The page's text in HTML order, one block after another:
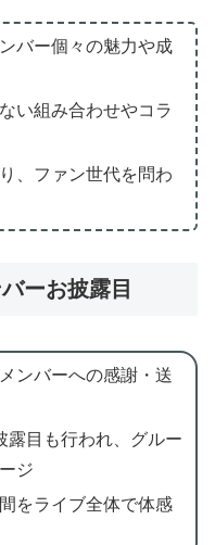
バー個々の魅力や成
い組み合わせやコラ
、ファン世代を問わ
ーお披露目
ンバーへの感謝・送
露目も行われ、グルー
ジ
をライブ全体で体感